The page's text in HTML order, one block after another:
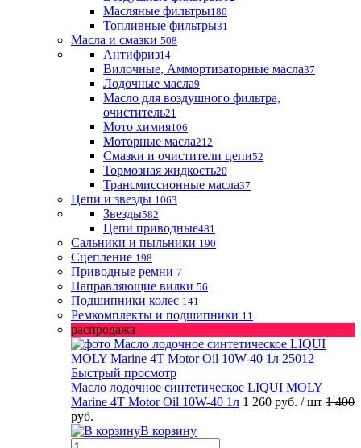
Масляные фильтры180
Топливные фильтры31
Масла и смазки 508
Антифриз14
Вилочные, Аммортизаторные масла37
Лодочные масла9
Масло для воздушного фильтра,
очиститель21
Мото химия106
Моторные масла212
Смазки и очистители цепи52
Тормозная жидкость20
Трансмиссионные масла37
Цепи и звезды 1063
Звезды582
Цепи приводные481
Сальники и пыльники 190
Сцепление 198
Приводные ремни 7
Направляющие вилки 56
Подшипники колес 141
Ремкомплекты и подшипники 11
распродажа
Быстрый просмотр
Масло лодочное синтетическое LIQUI MOLY
Marine 4T Motor Oil 10W-40 1л 1 260 руб. / шт 1 400
руб.
В корзину